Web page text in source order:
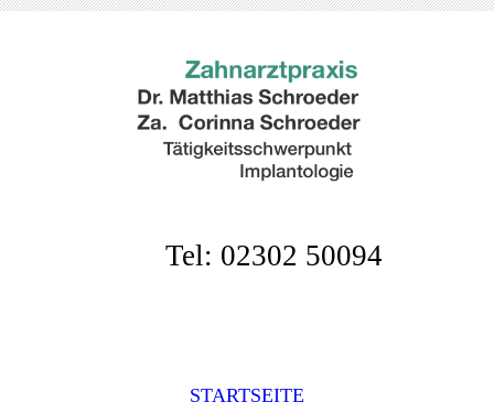
Tel: 02302 50094
STARTSEITE